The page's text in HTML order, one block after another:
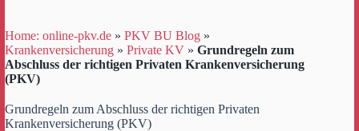
Home: online-pkv.de » PKV BU Blog »
Krankenversicherung » Private KV » Grundregeln zum
Abschluss der richtigen Privaten Krankenversicherung
(PKV)
Grundregeln zum Abschluss der richtigen Privaten
Krankenversicherung (PKV)